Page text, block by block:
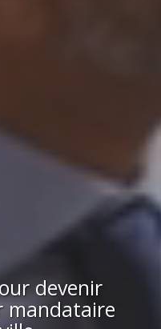
devenir
mandataire